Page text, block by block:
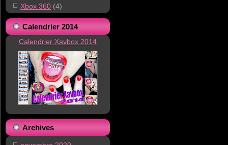
Xbox 360 (4)
Calendrier 2014
Calendrier Xavbox 2014
Archives